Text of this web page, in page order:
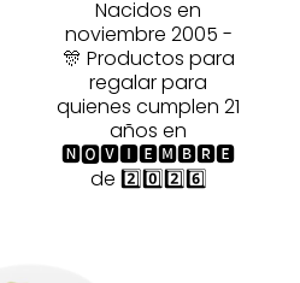
Nacidos en
noviembre 2005 -
🎊 Productos para
regalar para
quienes cumplen 21
años en
🅽🅾🆅🅸🅴🅼🅱🆁🅴
de 2️⃣0️⃣2️⃣6️⃣